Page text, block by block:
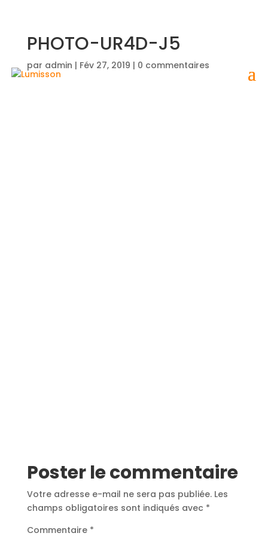
PHOTO-UR4D-J5
par admin | Fév 27, 2019 | 0 commentaires
Poster le commentaire
Votre adresse e-mail ne sera pas publiée. Les
champs obligatoires sont indiqués avec *
Commentaire *